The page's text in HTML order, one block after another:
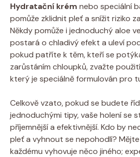
Hydratační krém nebo speciální
pomůže zklidnit pleť a snížit riziko
Někdy pomůže i jednoduchý aloe
postará o chladivý efekt a uleví
pokud patříte k těm, kteří se
zarůstáním chloupků, zvažte použití
který je speciálně formulován pro
Celkově vzato, pokud se budete
jednoduchými tipy, vaše holení se
příjemnější a efektivnější. Kdo by
pleť a vyhnout se nepohodlí?
každému vyhovuje něco jiného;